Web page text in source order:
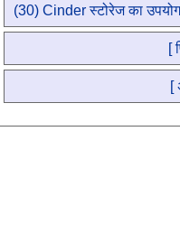
(30) Cinder स्टोरेज का
[
[